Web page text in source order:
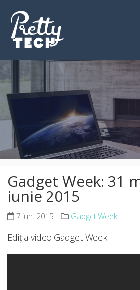
content
Gadget Week: 31
iunie 2015
7 iun. 2015 Gadget Week
Ediția video Gadget Week: